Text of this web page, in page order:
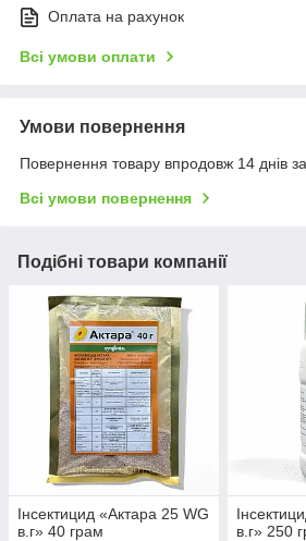
Оплата на рахунок
Всі умови оплати
Умови повернення
Повернення товару впродовж 14 днів
Всі умови повернення
Подібні товари компанії
Інсектицид «Актара 25 WG
в.г» 40 грам
в.г» 250